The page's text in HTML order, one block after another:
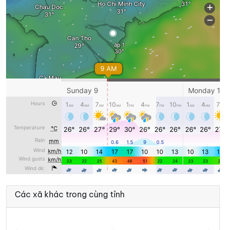
Các xã khác trong cùng tỉnh